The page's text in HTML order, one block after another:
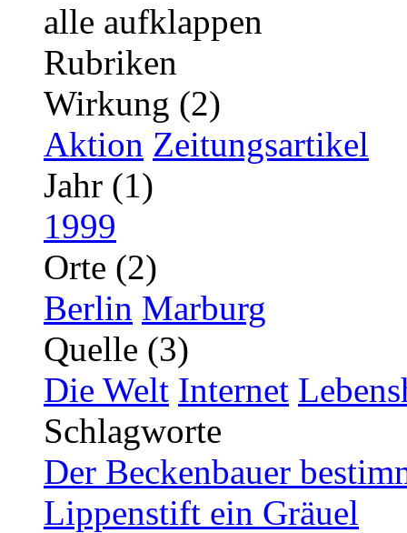
alle aufklappen
Rubriken
Wirkung (2)
Aktion Zeitungsartikel
Jahr (1)
1999
Orte (2)
Berlin Marburg
Quelle (3)
Die Welt Internet
Schlagworte
Der Beckenbauer
Lippenstift ein Gräuel